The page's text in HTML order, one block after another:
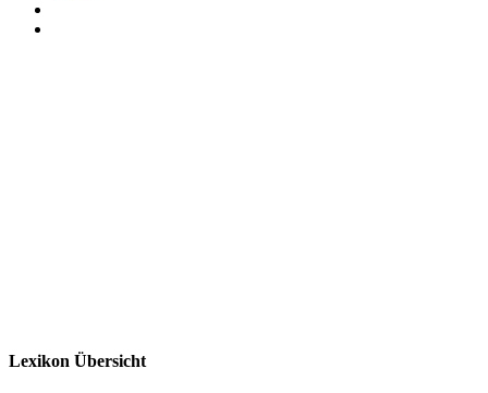
Lexikon Übersicht